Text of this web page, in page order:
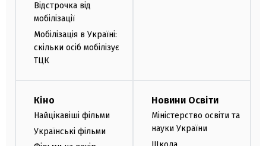
Відстрочка від
мобілізації
Мобілізація в Україні:
скільки осіб мобілізує
ТЦК
Кіно
Найцікавіші фільми
Українські фільми
Новини Освіти
Міністерство освіти та
науки України